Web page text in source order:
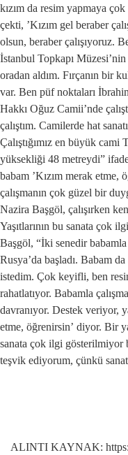
kızım da resim yapmaya
çekti, ’Kızım gel beraber
olsun, beraber çalışıyoruz.
İstanbul Topkapı Müzesi’nin
oradan aldım. Fırçanın bir
var. Ben püf noktaları
Hakkı Oğuz Camii’nde
çalıştım. Camilerde hat
Çalıştığımız en büyük
yüksekliği 48 metreydi”
babam ’Kızım merak etme,
çalışmanın çok güzel bir
Nazira Başgöl, çalışırken
Yaşıtlarının bu sanata çok
Başgöl, “İki senedir
Rusya’da başladı. Babam
istedim. Çok keyifli, ben
rahatlatıyor. Babamla
davranıyor. Destek veriyor,
etme, öğrenirsin’ diyor. Bir
sanata çok ilgi gösterilmiyor
teşvik ediyorum, çünkü
ALINTI KAYNAK: